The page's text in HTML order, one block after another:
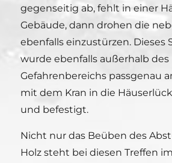
gegenseitig ab, fehlt in einer
Gebäude, dann drohen die
ebenfalls einzustürzen. Dieses
wurde ebenfalls außerhalb des
Gefahrenbereichs passgenau
mit dem Kran in die
und befestigt.
Nicht nur das Beüben des
Holz steht bei diesen Treffen